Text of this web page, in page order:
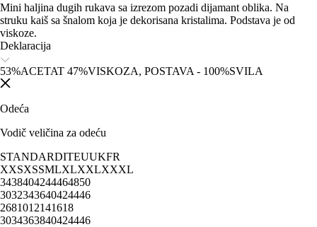
Mini haljina dugih rukava sa izrezom pozadi dijamant oblika. Na
struku kaiš sa šnalom koja je dekorisana kristalima. Podstava je od
viskoze.
Deklaracija
53%ACETAT 47%VISKOZA, POSTAVA - 100%SVILA
Odeća
Vodič veličina za odeću
STANDARDITEUUKFR
XXSXSSMLXLXXLXXXL
3438404244464850
3032343640424446
2681012141618
3034363840424446